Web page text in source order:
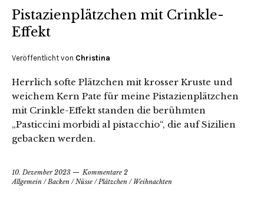
Pistazienplätzchen mit Crinkle-
Effekt
Veröffentlicht von Christina
Herrlich softe Plätzchen mit krosser Kruste und
weichem Kern Pate für meine Pistazienplätzchen
mit Crinkle-Effekt standen die berühmten
„Pasticcini morbidi al pistacchio“, die auf Sizilien
gebacken werden.
10. Dezember 2023
Kommentare 2
Allgemein /Backen /Nüsse /Plätzchen / Weihnachten